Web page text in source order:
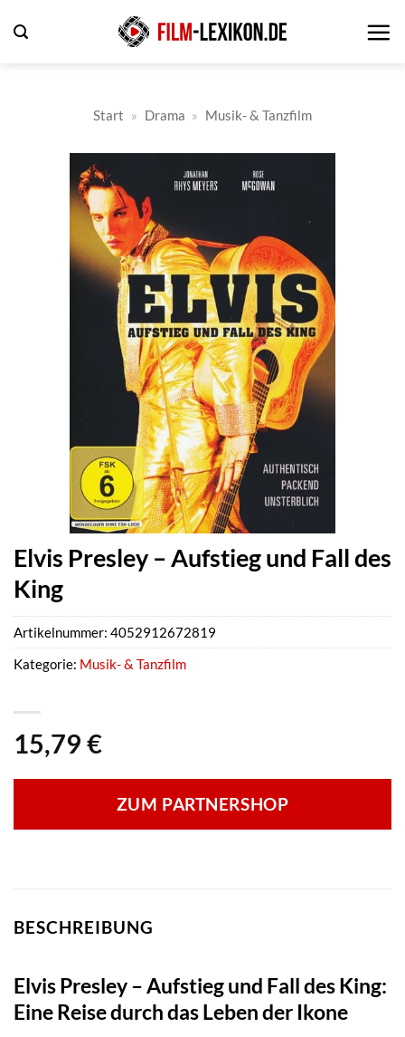
Inhalt
Start » Drama » Musik- & Tanzfilm
Elvis Presley – Aufstieg und Fall des
King
15,79 €
ZUM PARTNERSHOP
Artikelnummer: 4052912672819
Kategorie: Musik- & Tanzfilm
BESCHREIBUNG
Elvis Presley – Aufstieg und Fall des King:
Eine Reise durch das Leben der Ikone